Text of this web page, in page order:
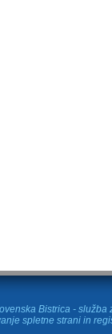
Bistrica - služba
spletne strani in